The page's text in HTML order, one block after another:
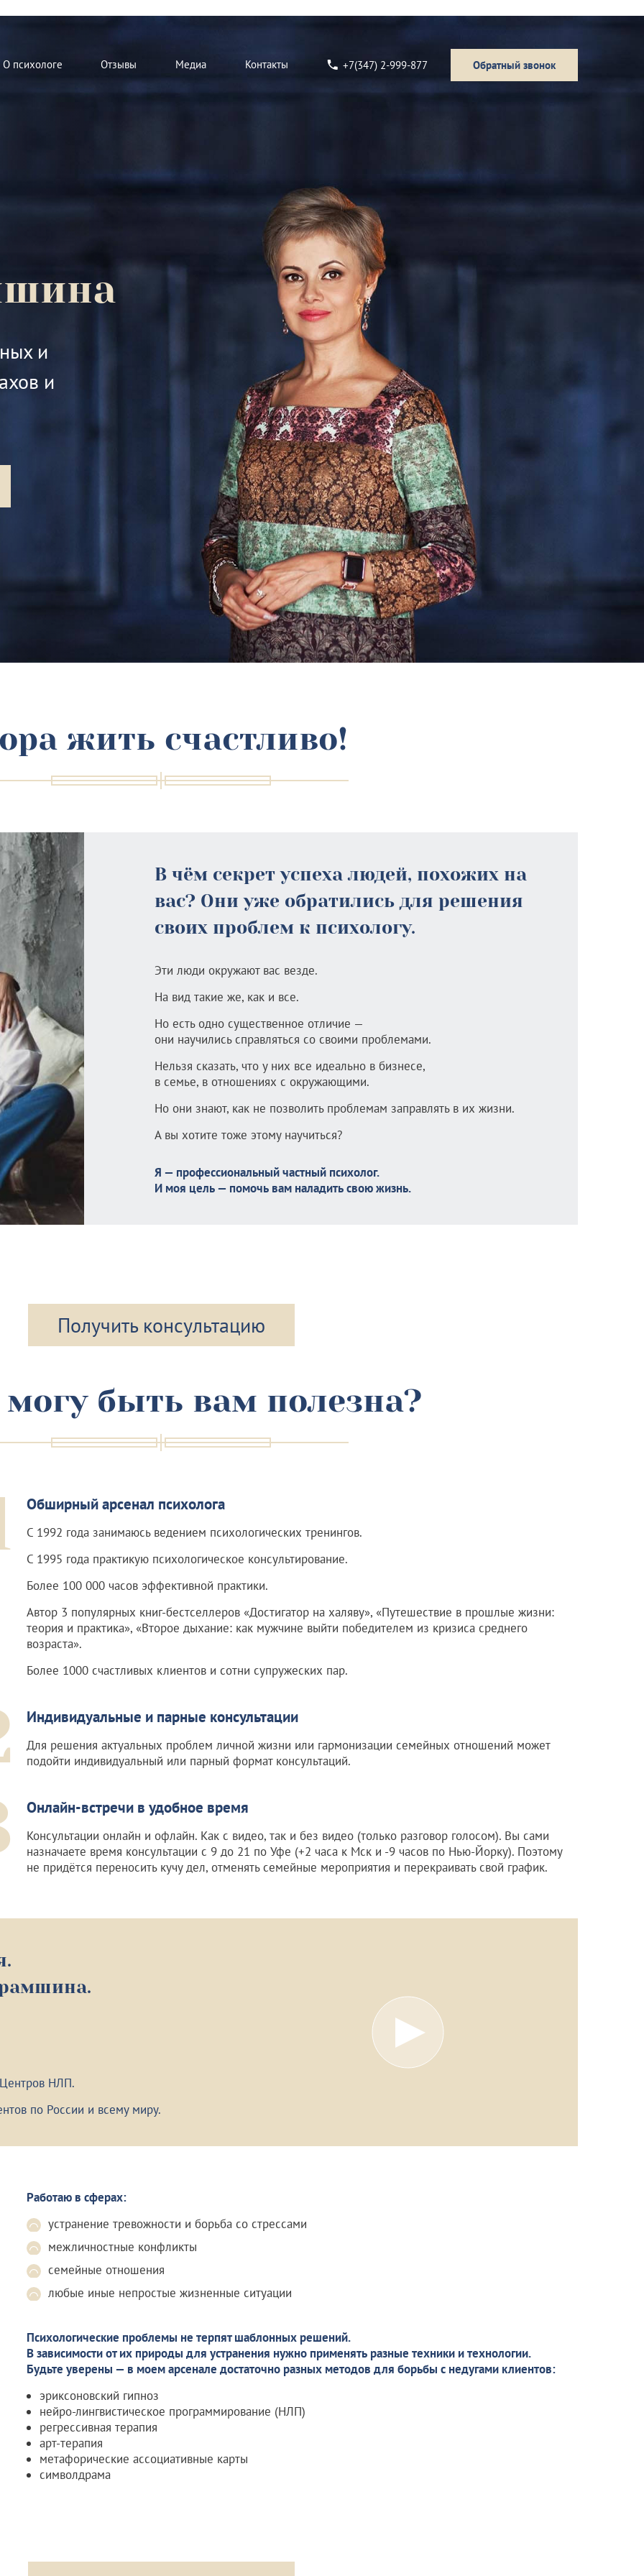
О психологе Отзывы Медиа Контакты +7(347) 2-999-877 Обратный звонок
и
и
жить счастливо!
В чём секрет успеха людей, похожих на
вас? Они уже обратились для решения
своих проблем к психологу.
Эти люди окружают вас везде.
На вид такие же, как и все.
Но есть одно существенное отличие —
они научились справляться со своими проблемами.
Нельзя сказать, что у них все идеально в бизнесе,
в семье, в отношениях с окружающими.
Но они знают, как не позволить проблемам заправлять в их жизни.
А вы хотите тоже этому научиться?
Я — профессиональный частный психолог.
И моя цель — помочь вам наладить свою жизнь.
Получить консультацию
быть вам полезна?
Обширный арсенал психолога
С 1992 года занимаюсь ведением психологических тренингов.
С 1995 года практикую психологическое консультирование.
Более 100 000 часов эффективной практики.
Автор 3 популярных книг-бестселлеров «Достигатор на халяву», «Путешествие в прошлые жизни:
теория и практика», «Второе дыхание: как мужчине выйти победителем из кризиса среднего
возраста».
Более 1000 счастливых клиентов и сотни супружеских пар.
Индивидуальные и парные консультации
Для решения актуальных проблем личной жизни или гармонизации семейных отношений может
подойти индивидуальный или парный формат консультаций.
Онлайн-встречи в удобное время
Консультации онлайн и офлайн. Как с видео, так и без видео (только разговор голосом). Вы сами
назначаете время консультации с 9 до 21 по Уфе (+2 часа к Мск и -9 часов по Нью-Йорку). Поэтому
не придётся переносить кучу дел, отменять семейные мероприятия и перекраивать свой график.
НЛП.
по России и всему миру.
Работаю в сферах:
устранение тревожности и борьба со стрессами
межличностные конфликты
семейные отношения
любые иные непростые жизненные ситуации
Психологические проблемы не терпят шаблонных решений.
В зависимости от их природы для устранения нужно применять разные техники и технологии.
Будьте уверены — в моем арсенале достаточно разных методов для борьбы с недугами клиентов:
эриксоновский гипноз
нейро-лингвистическое программирование (НЛП)
регрессивная терапия
арт-терапия
метафорические ассоциативные карты
символдрама